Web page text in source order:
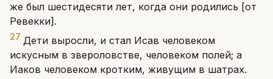
же был шестидесяти лет, когда они родились [от
Ревекки].
27 Дети выросли, и стал Исав человеком
искусным в звероловстве, человеком полей; а
Иаков человеком кротким, живущим в шатрах.